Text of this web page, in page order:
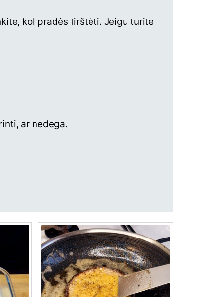
kol pradės tirštėti. Jeigu turite
ar nedega.